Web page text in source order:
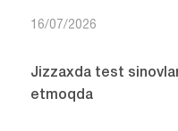
16/07/2026
Jizzaxda test
etmoqda